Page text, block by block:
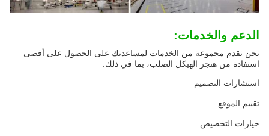
الدعم والخدمات:
نحن نقدم مجموعة من الخدمات لمساعدتك على الحصول على أقصى
استفادة من هنجر الهيكل الصلب، بما في ذلك:
استشارات التصميم
تقييم الموقع
خيارات التخصيص